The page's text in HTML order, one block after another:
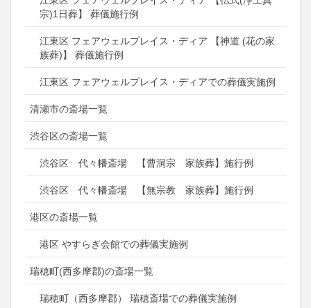
宗)1日葬】 葬儀施行例
江東区 フェアウェルプレイス・ディア 【神道 (花の家
族葬)】 葬儀施行例
江東区 フェアウェルプレイス・ディアでの葬儀実施例
清瀬市の斎場一覧
渋谷区の斎場一覧
渋谷区 代々幡斎場 【曹洞宗 家族葬】施行例
渋谷区 代々幡斎場 【無宗教 家族葬】施行例
港区の斎場一覧
港区 やすらぎ会館での葬儀実施例
瑞穂町(西多摩郡)の斎場一覧
瑞穂町（西多摩郡） 瑞穂斎場での葬儀実施例